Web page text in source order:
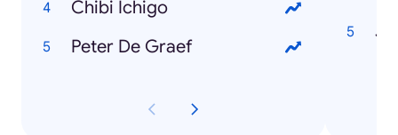
Chibi Ichigo
Peter De Graef